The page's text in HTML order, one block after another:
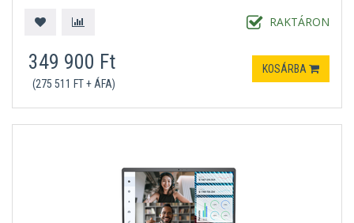
RAKTÁRON
349 900 Ft
(275 511 FT + ÁFA)
KOSÁRBA